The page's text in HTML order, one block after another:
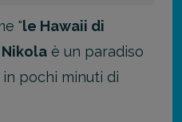
"le Hawaii di
è un paradiso
pochi minuti di